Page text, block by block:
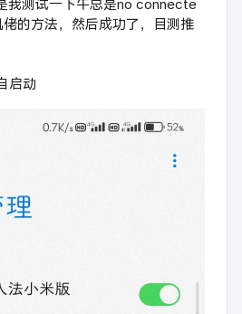
我测试一下午总是no connecte
的方法，然后成功了，目测推
启动